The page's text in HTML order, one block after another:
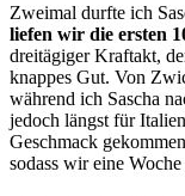
Zweimal durfte ich
liefen wir die ersten
dreitägiger Kraftakt,
knappes Gut. Von
während ich Sascha
jedoch längst für
Geschmack
sodass wir eine